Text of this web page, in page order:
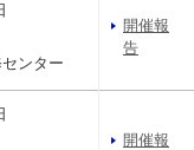
ンター
開催報
告
開催報